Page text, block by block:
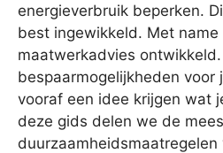
energieverbruik beperken.
best ingewikkeld. Met
maatwerkadvies
bespaarmogelijkheden voor
vooraf een idee krijgen wat
deze gids delen we de
duurzaamheidsmaatregelen